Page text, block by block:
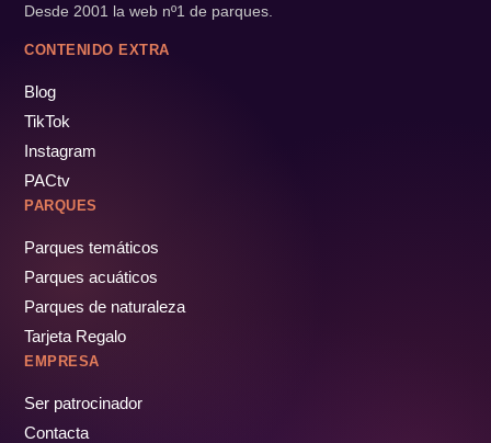
Desde 2001 la web nº1 de parques.
CONTENIDO EXTRA
Blog
TikTok
Instagram
PACtv
PARQUES
Parques temáticos
Parques acuáticos
Parques de naturaleza
Tarjeta Regalo
EMPRESA
Ser patrocinador
Contacta